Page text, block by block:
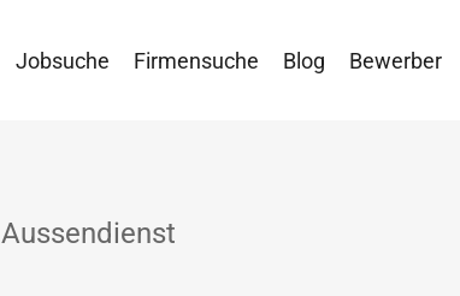
Jobsuche Firmensuche Blog Bewerber